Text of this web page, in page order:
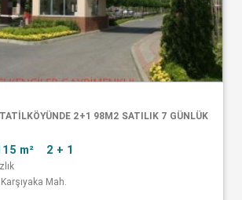
2+1 98M2 SATILIK 7 GÜNLÜK
m² 2 + 1
Mah.